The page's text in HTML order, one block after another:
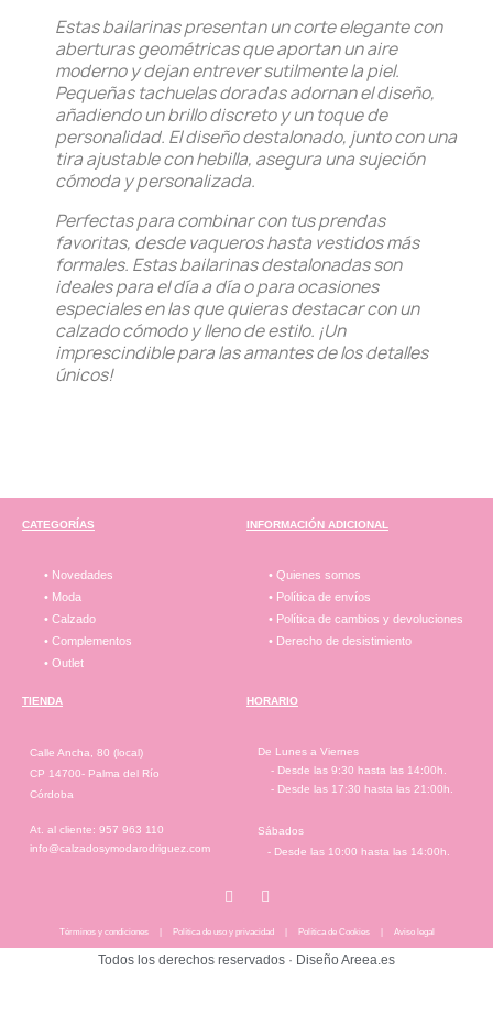
Estas bailarinas presentan un corte elegante con
aberturas geométricas que aportan un aire
moderno y dejan entrever sutilmente la piel.
Pequeñas tachuelas doradas adornan el diseño,
añadiendo un brillo discreto y un toque de
personalidad. El diseño destalonado, junto con una
tira ajustable con hebilla, asegura una sujeción
cómoda y personalizada.
Perfectas para combinar con tus prendas
favoritas, desde vaqueros hasta vestidos más
formales. Estas bailarinas destalonadas son
ideales para el día a día o para ocasiones
especiales en las que quieras destacar con un
calzado cómodo y lleno de estilo. ¡Un
imprescindible para las amantes de los detalles
únicos!
CATEGORÍAS
• Novedades
• Moda
• Calzado
• Complementos
• Outlet
INFORMACIÓN ADICIONAL
• Quienes somos
• Política de envíos
• Política de cambios y devoluciones
• Derecho de desistimiento
TIENDA
Calle Ancha, 80 (local)
CP 14700- Palma del Río
Córdoba
At. al cliente: 957 963 110
info@calzadosymodarodriguez.com
HORARIO
De Lunes a Viernes
- Desde las 9:30 hasta las 14:00h.
- Desde las 17:30 hasta las 21:00h.
Sábados
- Desde las 10:00 hasta las 14:00h.
Términos y condiciones| Política de uso y privacidad Política de Cookies Aviso legal
Todos los derechos reservados · Diseño Areea.es